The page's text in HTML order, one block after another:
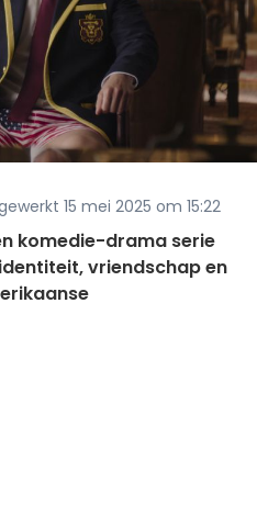
15 mei 2025 om 15:22
komedie-drama serie
vriendschap en